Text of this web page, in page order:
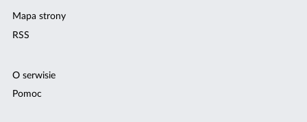
Mapa strony
RSS
O serwisie
Pomoc